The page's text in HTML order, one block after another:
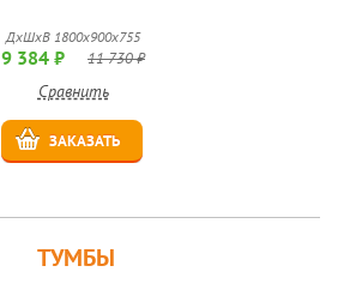
ДхШхВ 1800х900х755
9 384 ₽ 11 730 ₽
Сравнить
ЗАКАЗАТЬ
ТУМБЫ